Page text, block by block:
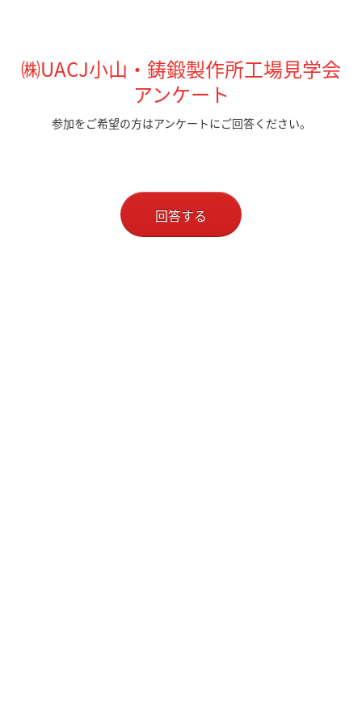
㈱UACJ小山・鋳鍛製作所工場見学会
アンケート
参加をご希望の方はアンケートにご回答ください。
回答する